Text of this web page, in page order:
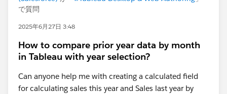
で質問
2025年6月27日 3:48
How to compare prior year data by month
in Tableau with year selection?
Can anyone help me with creating a calculated field
for calculating sales this year and Sales last year by